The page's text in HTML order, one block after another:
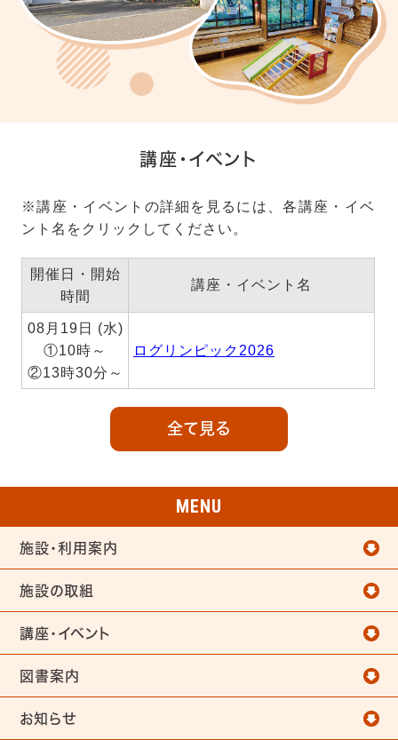
講座・イベント
※講座・イベントの詳細を見るには、各講座・イベ
ント名をクリックしてください。
開催日・開始
時間
講座・イベント名
08月19日 (水)
①10時～
②13時30分～
ログリンピック2026
全て見る
MENU
施設・利用案内
施設の取組
講座・イベント
図書案内
お知らせ